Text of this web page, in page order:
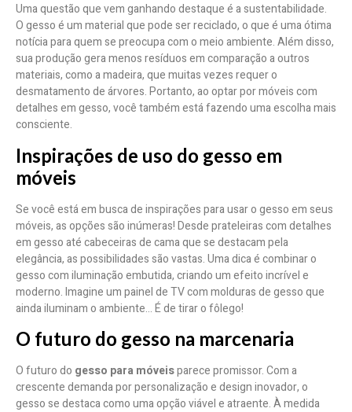
Uma questão que vem ganhando destaque é a sustentabilidade.
O gesso é um material que pode ser reciclado, o que é uma ótima
notícia para quem se preocupa com o meio ambiente. Além disso,
sua produção gera menos resíduos em comparação a outros
materiais, como a madeira, que muitas vezes requer o
desmatamento de árvores. Portanto, ao optar por móveis com
detalhes em gesso, você também está fazendo uma escolha mais
consciente.
Inspirações de uso do gesso em
móveis
Se você está em busca de inspirações para usar o gesso em seus
móveis, as opções são inúmeras! Desde prateleiras com detalhes
em gesso até cabeceiras de cama que se destacam pela
elegância, as possibilidades são vastas. Uma dica é combinar o
gesso com iluminação embutida, criando um efeito incrível e
moderno. Imagine um painel de TV com molduras de gesso que
ainda iluminam o ambiente… É de tirar o fôlego!
O futuro do gesso na marcenaria
O futuro do gesso para móveisparece promissor. Com a
crescente demanda por personalização e design inovador, o
gesso se destaca como uma opção viável e atraente. À medida